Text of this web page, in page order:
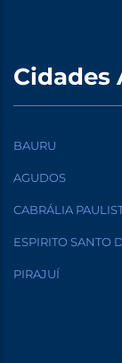
Cidades
BAURU
AGUDOS
CABRÁLIA
ESPIRITO SANTO
PIRAJUÍ